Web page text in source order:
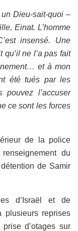
Dieu-sait-quoi –
Einat. L’homme
insensé. Une
qu’il ne l’a pas fait
et à mon
été tués par les
pouvez l’accuser
ce sont les forces
de la police
du
de Samir
d’Israël et de
plusieurs reprises
d’otages sur